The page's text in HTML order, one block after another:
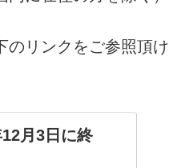
のリンクをご参照頂け
月3日に終